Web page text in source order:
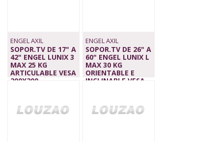
ENGEL AXIL
SOPOR.TV DE 17" A
42" ENGEL LUNIX 3
MAX 25 KG
ARTICULABLE VESA
200X200
ENGEL AXIL
SOPOR.TV DE 26" A
60" ENGEL LUNIX L
MAX 30 KG
ORIENTABLE E
INCLINABLE VESA